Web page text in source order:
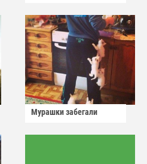
Мурашки забегали